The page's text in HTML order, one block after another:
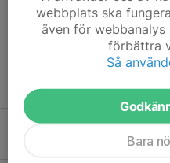
Teknikpass fredagar
17 apr 2025 0
16 apr 2025 0
Dags att tjäna
1
webbplats ska
även för
förbättra
Så
Bara